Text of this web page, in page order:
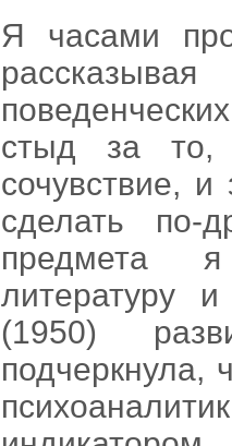
Я часами
стыд за то,
сочувствие,
сделать по-
предмета я
литературу
(1950)
подчеркнула,